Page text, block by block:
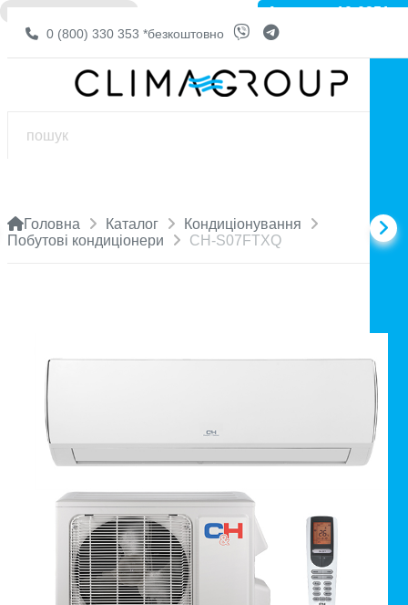
0 (800) 330 353 *безкоштовно
Головна Каталог
Кондиціонування
Побутові кондиціонери
CH-S07FTXQ
Артикул: 10-0351
❌ НЕМА В НАЯВНОСТІ